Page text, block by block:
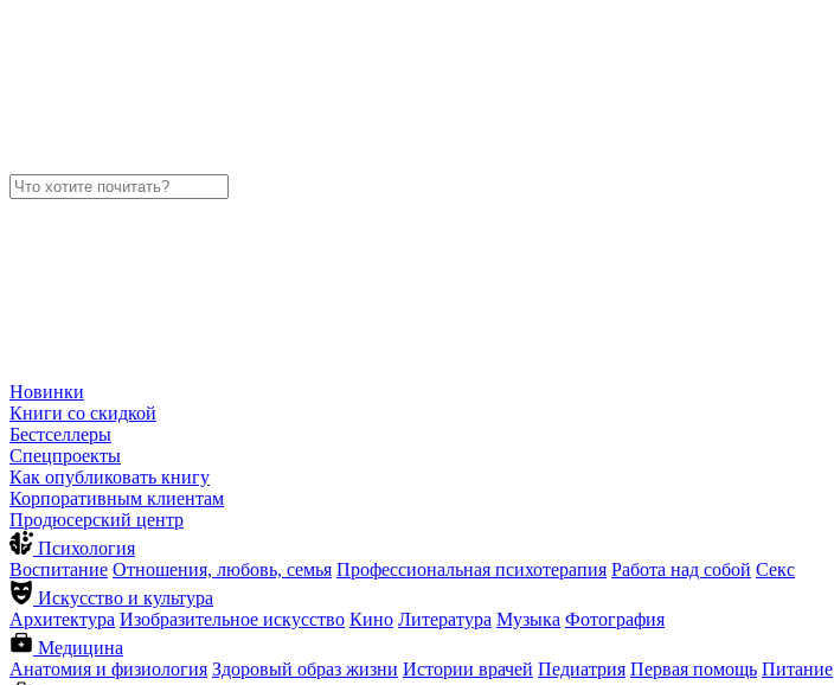
Новинки
Книги со скидкой
Бестселлеры
Спецпроекты
Как опубликовать книгу
Корпоративным клиентам
Продюсерский центр
Психология
Воспитание Отношения, любовь, семья Профессиональная психотерапия Работа над собой Секс
Искусство и культура
Архитектура Изобразительное искусство Кино Литература Музыка Фотография
Медицина
Анатомия и физиология Здоровый образ жизни Истории врачей Педиатрия Первая помощь Питание